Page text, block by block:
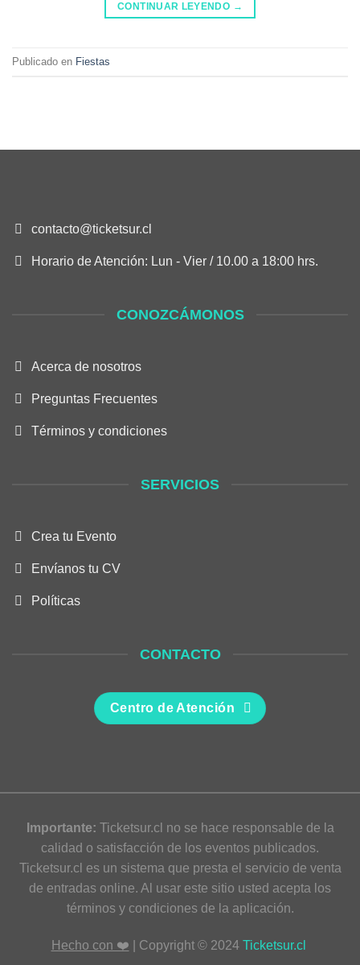
CONTINUAR LEYENDO →
Publicado en Fiestas
contacto@ticketsur.cl
Horario de Atención: Lun - Vier / 10.00 a 18:00 hrs.
CONOZCÁMONOS
Acerca de nosotros
Preguntas Frecuentes
Términos y condiciones
SERVICIOS
Crea tu Evento
Envíanos tu CV
Políticas
CONTACTO
Centro de Atención
Importante: Ticketsur.cl no se hace responsable de la
calidad o satisfacción de los eventos publicados.
Ticketsur.cl es un sistema que presta el servicio de venta
de entradas online. Al usar este sitio usted acepta los
términos y condiciones de la aplicación.
Hecho con ❤️ | Copyright © 2024 Ticketsur.cl